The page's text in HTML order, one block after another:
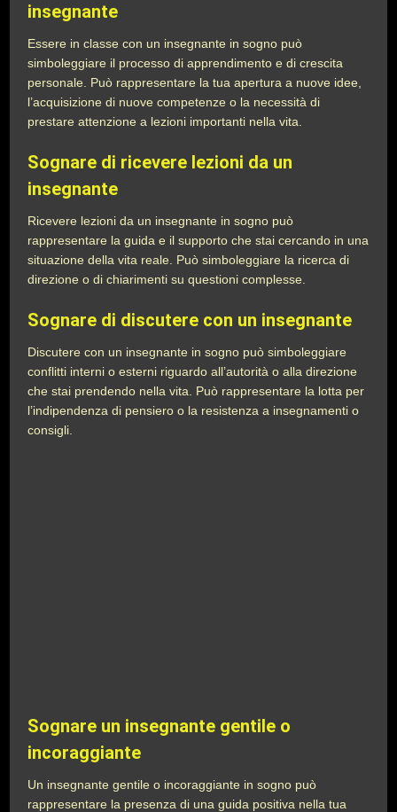
insegnante
Essere in classe con un insegnante in sogno può
simboleggiare il processo di apprendimento e di crescita
personale. Può rappresentare la tua apertura a nuove idee,
l’acquisizione di nuove competenze o la necessità di
prestare attenzione a lezioni importanti nella vita.
Sognare di ricevere lezioni da un
insegnante
Ricevere lezioni da un insegnante in sogno può
rappresentare la guida e il supporto che stai cercando in una
situazione della vita reale. Può simboleggiare la ricerca di
direzione o di chiarimenti su questioni complesse.
Sognare di discutere con un insegnante
Discutere con un insegnante in sogno può simboleggiare
conflitti interni o esterni riguardo all’autorità o alla direzione
che stai prendendo nella vita. Può rappresentare la lotta per
l’indipendenza di pensiero o la resistenza a insegnamenti o
consigli.
Sognare un insegnante gentile o
incoraggiante
Un insegnante gentile o incoraggiante in sogno può
rappresentare la presenza di una guida positiva nella tua